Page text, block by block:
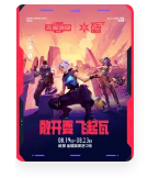
不可退
活动介绍